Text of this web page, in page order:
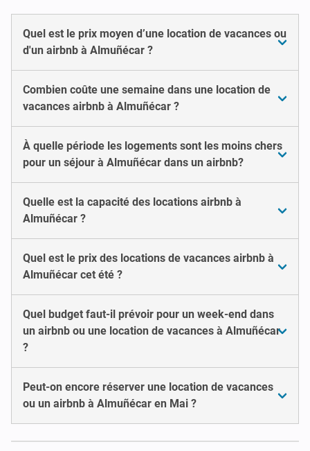
Quel est le prix moyen d’une location de vacances ou
d'un airbnb à Almuñécar ?
Combien coûte une semaine dans une location de
vacances airbnb à Almuñécar ?
À quelle période les logements sont les moins chers
pour un séjour à Almuñécar dans un airbnb?
Quelle est la capacité des locations airbnb à
Almuñécar ?
Quel est le prix des locations de vacances airbnb à
Almuñécar cet été ?
Quel budget faut-il prévoir pour un week-end dans
un airbnb ou une location de vacances à Almuñécar
?
Peut-on encore réserver une location de vacances
ou un airbnb à Almuñécar en Mai ?